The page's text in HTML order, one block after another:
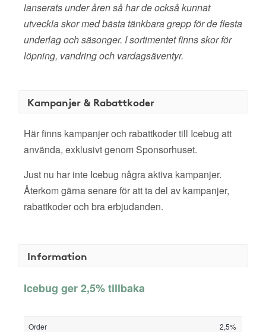
lanserats under åren så har de också kunnat
utveckla skor med bästa tänkbara grepp för de flesta
underlag och säsonger. I sortimentet finns skor för
löpning, vandring och vardagsäventyr.
Kampanjer & Rabattkoder
Här finns kampanjer och rabattkoder till Icebug att
använda, exklusivt genom Sponsorhuset.
Just nu har inte Icebug några aktiva kampanjer.
Återkom gärna senare för att ta del av kampanjer,
rabattkoder och bra erbjudanden.
Information
Icebug ger 2,5% tillbaka
Order 2,5%